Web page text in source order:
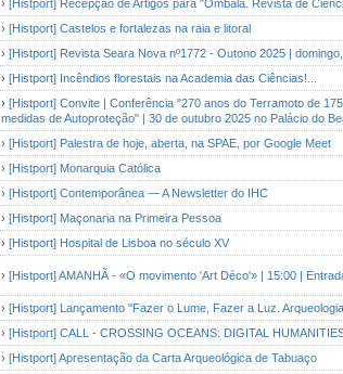
› [Histport] Recepção de Artigos para "Ombala. Revista de
› [Histport] Castelos e fortalezas na raia e litoral
› [Histport] Revista Seara Nova nº1772 - Outono 2025 |
› [Histport] Incêndios florestais na Academia das Ciências!...
› [Histport] Convite | Conferência "270 anos do Terramoto de
medidas de Autoproteção" | 30 de outubro 2025 no Palácio do
› [Histport] Palestra de hoje, aberta, na SPAE, por Google Meet
› [Histport] Monarquia Católica
› [Histport] Contemporânea — A Newsletter do IHC
› [Histport] Maçonaria na Primeira Pessoa
› [Histport] Hospital de Lisboa no século XV
› [Histport] AMANHÃ - «O movimento 'Art Déco'» | 15:00 |
› [Histport] Lançamento "Fazer o Lume, Fazer a Luz.
› [Histport] CALL - CROSSING OCEANS: DIGITAL
› [Histport] Apresentação da Carta Arqueológica de Tabuaço